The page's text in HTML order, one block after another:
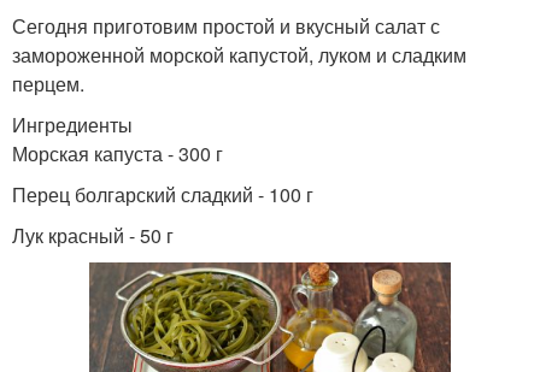
Сегодня приготовим простой и вкусный салат с
замороженной морской капустой, луком и сладким
перцем.
Ингредиенты
Морская капуста - 300 г
Перец болгарский сладкий - 100 г
Лук красный - 50 г